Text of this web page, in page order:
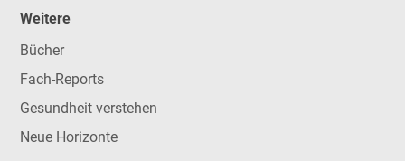
Weitere
Bücher
Fach-Reports
Gesundheit verstehen
Neue Horizonte